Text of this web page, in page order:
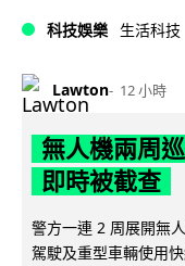
科技娛樂 生活科技
Lawton 12 小時
無人機兩周
即時被截查
警方一連 2 周展開無
駕駛及重型車輛使用